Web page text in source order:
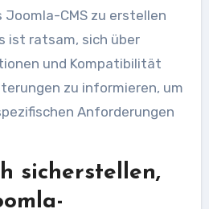
Joomla-CMS zu erstellen
ist ratsam, sich über
und Kompatibilität
zu informieren, um
Anforderungen
sicherstellen,